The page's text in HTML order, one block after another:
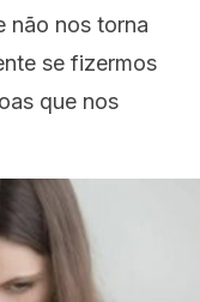
não nos torna
se fizermos
que nos